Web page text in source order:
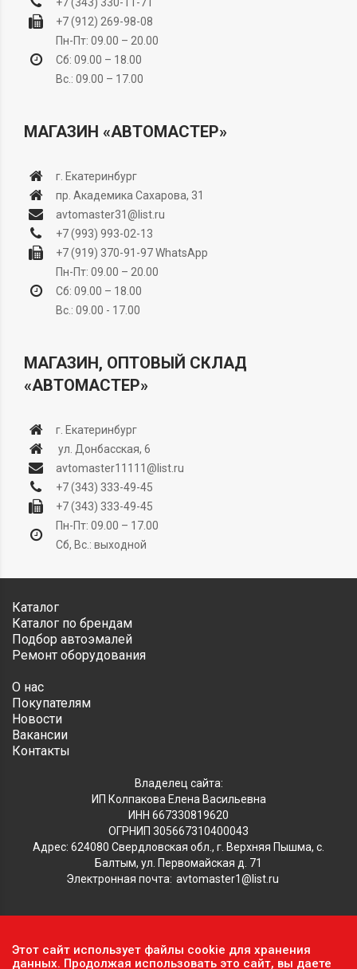
+7 (912) 269-98-08
Пн-Пт: 09.00 – 20.00
Сб: 09.00 – 18.00
Вс.: 09.00 – 17.00
МАГАЗИН «АВТОМАСТЕР»
г. Екатеринбург
пр. Академика Сахарова, 31
avtomaster31@list.ru
+7 (993) 993-02-13
+7 (919) 370-91-97WhatsApp
Пн-Пт: 09.00 – 20.00
Сб: 09.00 – 18.00
Вс.: 09.00 - 17.00
МАГАЗИН, ОПТОВЫЙ СКЛАД
«АВТОМАСТЕР»
г. Екатеринбург
ул. Донбасская, 6
avtomaster11111@list.ru
+7 (343) 333-49-45
+7 (343) 333-49-45
Пн-Пт: 09.00 – 17.00
Сб, Вс.: выходной
Каталог
Каталог по брендам
Подбор автоэмалей
Ремонт оборудования
О нас
Покупателям
Новости
Вакансии
Контакты
Владелец сайта:
ИП Колпакова Елена Васильевна
ИНН 667330819620
ОГРНИП 305667310400043
Адрес: 624080 Свердловская обл., г. Верхняя Пышма, с.
Балтым, ул. Первомайская д. 71
Электронная почта: avtomaster1@list.ru
Обратите внимание, что данный сайт носит исключительно
информационный характер и ни при каких условиях не
Этот сайт использует файлы cookie для хранения
данных. Продолжая использовать это сайт, вы даете